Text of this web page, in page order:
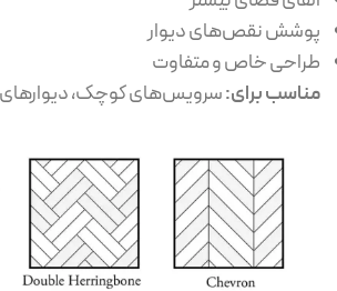
پوشش نقص‌های دیوار
طراحی خاص و متفاوت
مناسب برای:سرویس‌های کوچک، دیوارهای